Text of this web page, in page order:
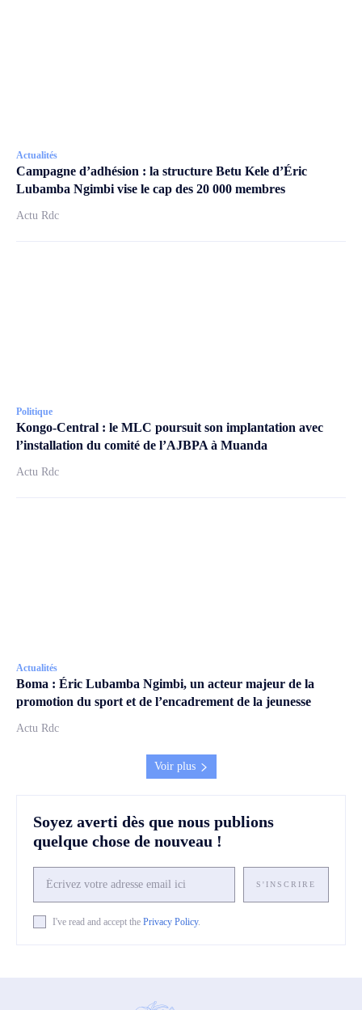
Actualités
Campagne d’adhésion : la structure Betu Kele d’Éric
Lubamba Ngimbi vise le cap des 20 000 membres
Actu Rdc
Politique
Kongo-Central : le MLC poursuit son implantation avec
l’installation du comité de l’AJBPA à Muanda
Actu Rdc
Actualités
Boma : Éric Lubamba Ngimbi, un acteur majeur de la
promotion du sport et de l’encadrement de la jeunesse
Actu Rdc
Voir plus
Soyez averti dès que nous publions
quelque chose de nouveau !
S'INSCRIRE
I've read and accept the Privacy Policy.